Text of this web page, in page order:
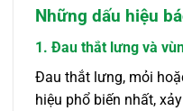
Những dấu hiệu
1. Đau thắt lưng và
Đau thắt lưng, mỏi
hiệu phổ biến nhất,